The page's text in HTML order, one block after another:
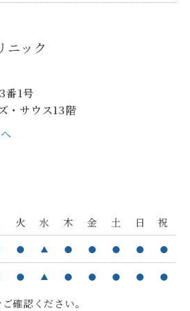
ニック
番1号
・サウス13階
火 水 木 金 土 日
祝
確認ください。